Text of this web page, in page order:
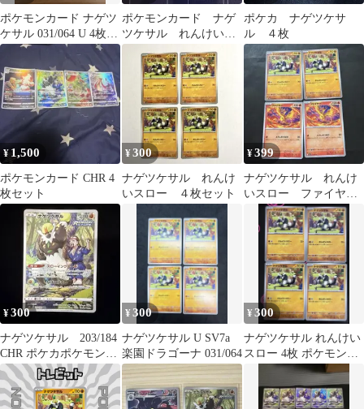
ポケモンカード ナゲツ
ケサル 031/064 U 4枚
れんけいスロー
ポケモンカード ナゲ
ツケサル れんけいス
ロー 4枚
ポケカ ナゲツケサ
ル ４枚
¥ 1,500
ポケモンカード CHR 4
枚セット
¥300
ナゲツケサル れんけ
いスロー ４枚セット
¥399
ナゲツケサル れんけ
いスロー ファイヤ
ー とうしのつばさ
各2枚
¥300
ナゲツケサル 203/184
CHR ポケカポケモンカ
ード
¥300
ナゲツケサル U SV7a
楽園ドラゴーナ 031/064
¥300
ナゲツケサル れんけい
スロー 4枚 ポケモンカ